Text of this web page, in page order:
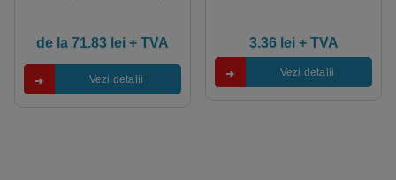
de la 71.83 lei + TVA
Vezi detalii
3.36 lei+ TVA
Vezi detalii